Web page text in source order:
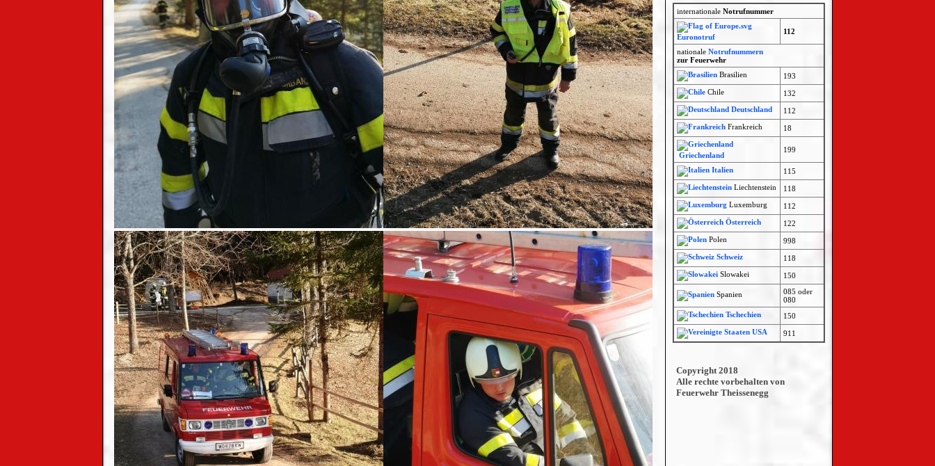
internationale Notrufnummer
Euronotruf
112
nationale Notrufnummern
zur Feuerwehr
Brasilien
193
Chile
132
Deutschland
112
Frankreich
18
Griechenland
199
Italien
115
Liechtenstein
118
Luxemburg
112
Österreich
122
Polen
998
Schweiz
118
Slowakei
150
Spanien
085 oder
080
Tschechien
150
USA
911
Copyright 2018
Alle rechte vorbehalten von
Feuerwehr Theissenegg